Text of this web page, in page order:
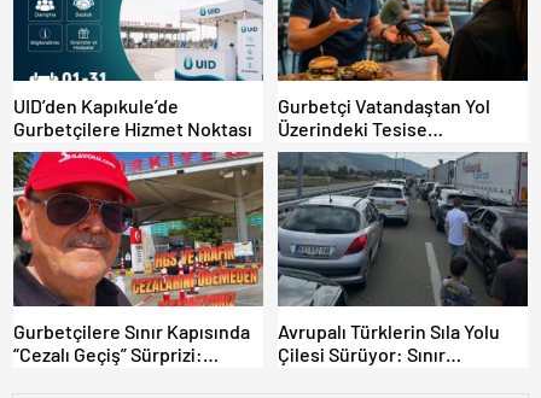
UID’den Kapıkule’de
Gurbetçilere Hizmet Noktası
Gurbetçi Vatandaştan Yol
Üzerindeki Tesise
Dolandırıcılık İddiası:
“Hesabınızı Mutlaka Kontrol
Edin”
Gurbetçilere Sınır Kapısında
“Cezalı Geçiş” Sürprizi:
Avrupalı Türklerin Sıla Yolu
Çilesi Sürüyor: Sınır